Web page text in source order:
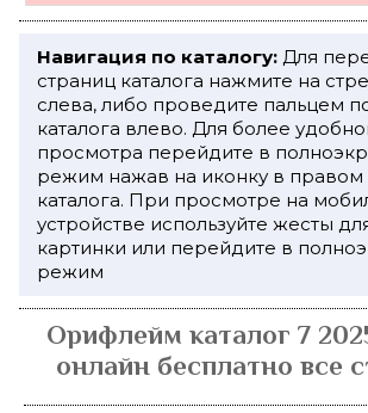
Навигация по каталогу: Для
страниц каталога нажмите на
слева, либо проведите пальцем
каталога влево. Для более
просмотра перейдите в
режим нажав на иконку в правом
каталога. При просмотре на
устройстве используйте жесты
картинки или перейдите в
режим
Орифлейм каталог 7
онлайн бесплатно все